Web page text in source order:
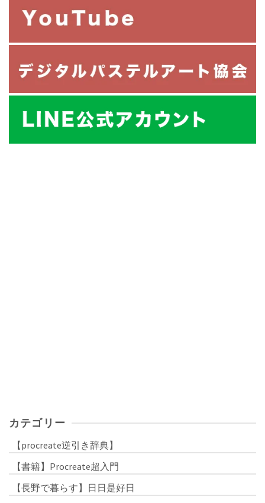
カテゴリー
【procreate逆引き辞典】
【書籍】Procreate超入門
【長野で暮らす】日日是好日